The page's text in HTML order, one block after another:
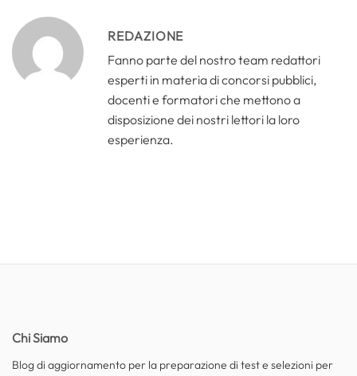
REDAZIONE
Fanno parte del nostro team redattori
esperti in materia di concorsi pubblici,
docenti e formatori che mettono a
disposizione dei nostri lettori la loro
esperienza.
Chi Siamo
Blog di aggiornamento per la preparazione di test e selezioni per